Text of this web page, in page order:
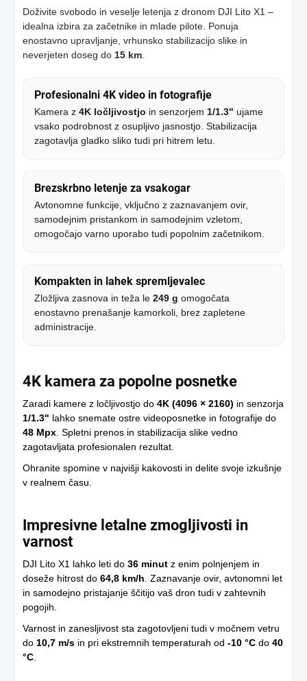
Doživite svobodo in veselje letenja z dronom DJI Lito X1 –
idealna izbira za začetnike in mlade pilote. Ponuja
enostavno upravljanje, vrhunsko stabilizacijo slike in
neverjeten doseg do 15 km
Profesionalni 4K video in fotografije
Kamera z 4K ločljivostjo in senzorjem 1/1.3" ujame
vsako podrobnost z osupljivo jasnostjo. Stabilizacija
zagotavlja gladko sliko tudi pri hitrem letu.
Brezskrbno letenje za vsakogar
Avtonomne funkcije, vključno z zaznavanjem ovir,
samodejnim pristankom in samodejnim vzletom,
omogočajo varno uporabo tudi popolnim začetnikom.
Kompakten in lahek spremljevalec
Zložljiva zasnova in teža le 249 g omogočata
enostavno prenašanje kamorkoli, brez zapletene
administracije.
4K kamera za popolne posnetke
Zaradi kamere z ločljivostjo do 4K (4096 × 2160) in senzorja
1/1.3" lahko snemate ostre videoposnetke in fotografije do
48 Mpx . Spletni prenos in stabilizacija slike vedno
zagotavljata profesionalen rezultat.
Ohranite spomine v najvišji kakovosti in delite svoje izkušnje
v realnem času.
Impresivne letalne zmogljivosti in
varnost
DJI Lito X1 lahko leti do 36 minut z enim polnjenjem in
doseže hitrost do 64,8 km/h . Zaznavanje ovir, avtonomni let
in samodejno pristajanje ščitijo vaš dron tudi v zahtevnih
pogojih.
Varnost in zanesljivost sta zagotovljeni tudi v močnem vetru
do 10,7 m/s in pri ekstremnih temperaturah od -10 °C do 40
°C